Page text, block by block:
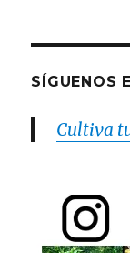
SÍGUENOS
Cultiva